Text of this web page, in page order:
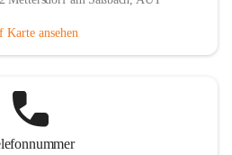
Karte ansehen